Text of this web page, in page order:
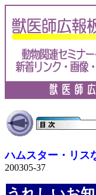
ハムスター・リス
200305-37